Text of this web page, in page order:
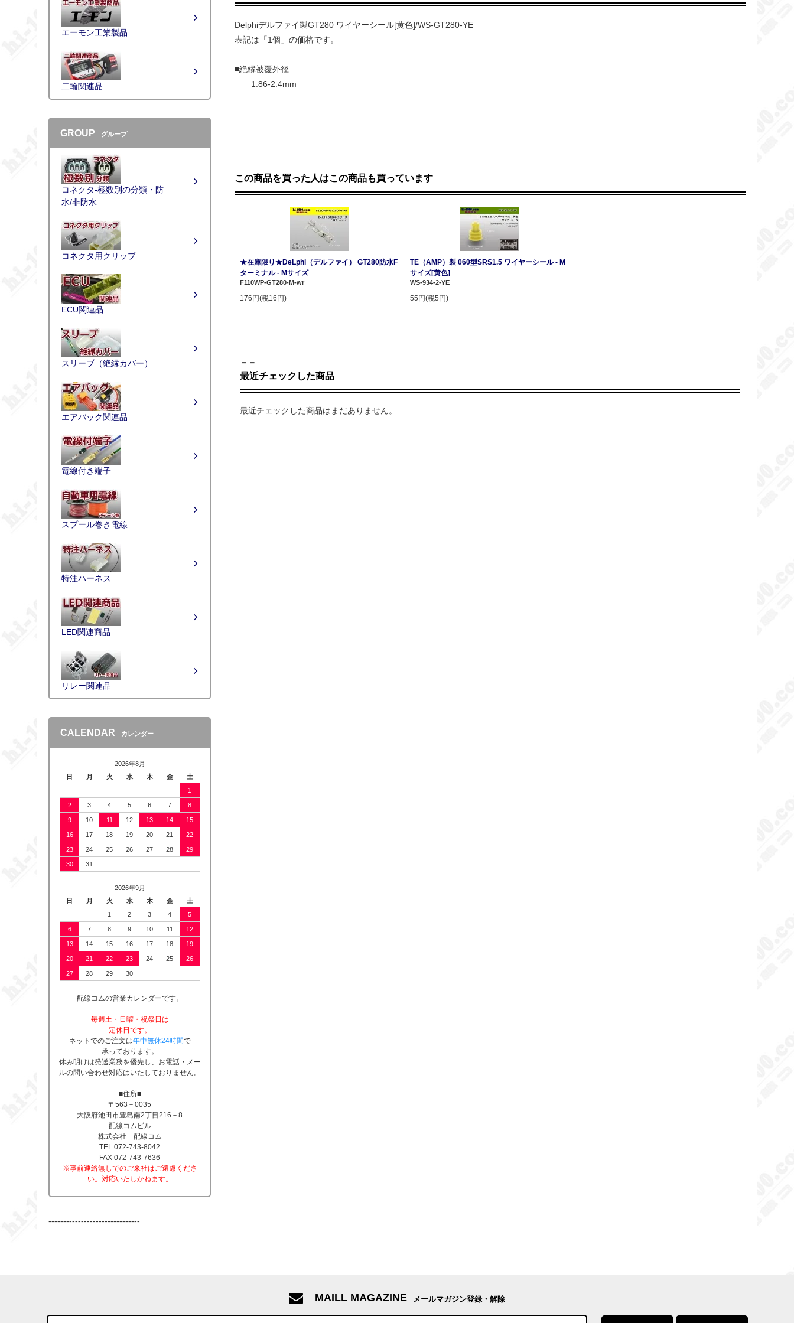
Delphiデルファイ製GT280 ワイヤーシール[黄色]/WS-GT280-YE
表記は「1個」の価格です。
■絶縁被覆外径
1.86-2.4mm
この商品を買った人はこの商品も買っています
★在庫限り★DeLphi（デルファイ） GT280防水F
ターミナル - Mサイズ
F110WP-GT280-M-wr
176円(税16円)
TE（AMP）製 060型SRS1.5 ワイヤーシール - M
サイズ[黄色]
WS-934-2-YE
55円(税5円)
＝＝
最近チェックした商品
最近チェックした商品はまだありません。
エーモン工業製品
二輪関連品
GROUP グループ
コネクタ-極数別の分類・防
水/非防水
コネクタ用クリップ
ECU関連品
スリーブ（絶縁カバー）
エアバック関連品
電線付き端子
スプール巻き電線
特注ハーネス
LED関連商品
リレー関連品
CALENDAR カレンダー
2026年8月
日
月 火 水 木 金
土
1
2 3 4 5 6 7 8
9 10 11 12 13 14 15
16 17 18 19 20 21 22
23 24 25 26 27 28 29
30 31
2026年9月
日
月 火 水 木 金
土
1
2 3 4 5
6 7 8 9 10 11 12
13 14 15 16 17 18 19
20 21 22 23 24 25 26
27 28 29 30
配線コムの営業カレンダーです。
毎週土・日曜・祝祭日は
定休日です。
ネットでのご注文は年中無休24時間で
承っております。
休み明けは発送業務を優先し、お電話・メー
ルの問い合わせ対応はいたしておりません。
■住所■
〒563－0035
大阪府池田市豊島南2丁目216－8
配線コムビル
株式会社 配線コム
TEL 072-743-8042
FAX 072-743-7636
※事前連絡無しでのご来社はご遠慮くださ
い。対応いたしかねます。
-------------------------------
MAILL MAGAZINE メールマガジン登録・解除